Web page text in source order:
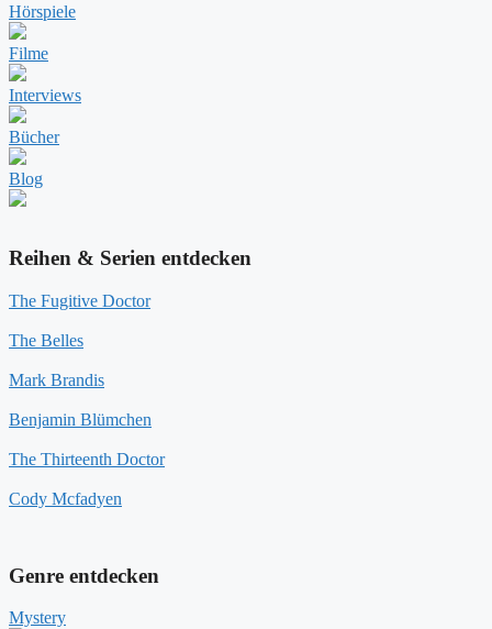
Hörspiele
Filme
Interviews
Bücher
Blog
Reihen & Serien entdecken
The Fugitive Doctor
The Belles
Mark Brandis
Benjamin Blümchen
The Thirteenth Doctor
Cody Mcfadyen
Genre entdecken
Mystery